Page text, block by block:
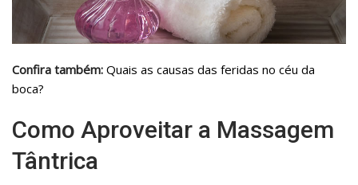
Confira também: Quais as causas das feridas no céu da
boca?
Como Aproveitar a Massagem
Tântrica